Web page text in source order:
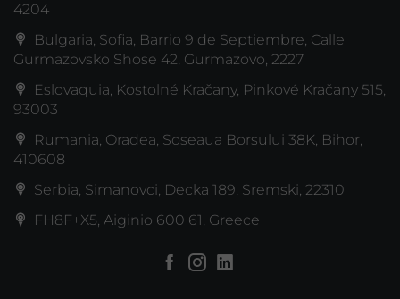
4204
Bulgaria, Sofia, Barrio 9 de Septiembre, Calle
Gurmazovsko Shose 42, Gurmazovo, 2227
Eslovaquia, Kostolné Kračany, Pinkové Kračany 515,
93003
Rumania, Oradea, Soseaua Borsului 38K, Bihor,
410608
Serbia, Simanovci, Decka 189, Sremski, 22310
FH8F+X5, Aiginio 600 61, Greece